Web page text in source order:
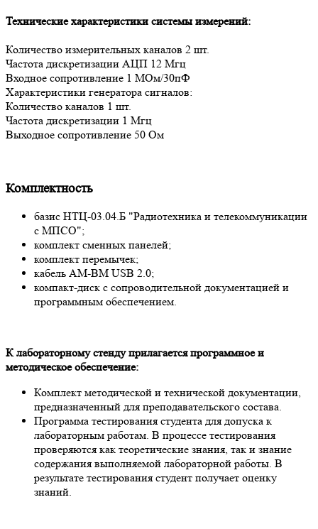
Технические характеристики системы измерений:
Количество измерительных каналов 2 шт.
Частота дискретизации АЦП 12 Мгц
Входное сопротивление 1 МОм/30пФ
Характеристики генератора сигналов:
Количество каналов 1 шт.
Частота дискретизации 1 Мгц
Выходное сопротивление 50 Ом
Комплектность
базис НТЦ-03.04.Б "Радиотехника и телекоммуникации
с МПСО";
комплект сменных панелей;
комплект перемычек;
кабель AM-BM USB 2.0;
компакт-диск с сопроводительной документацией и
программным обеспечением.
К лабораторному стенду прилагается программное и
методическое обеспечение:
Комплект методической и технической документации,
предназначенный для преподавательского состава.
Программа тестирования студента для допуска к
лабораторным работам. В процессе тестирования
проверяются как теоретические знания, так и знание
содержания выполняемой лабораторной работы. В
результате тестирования студент получает оценку
знаний.